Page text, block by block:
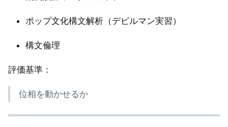
ポップ文化構文解析（デビルマン実習）
構文倫理
評価基準：
位相を動かせるか